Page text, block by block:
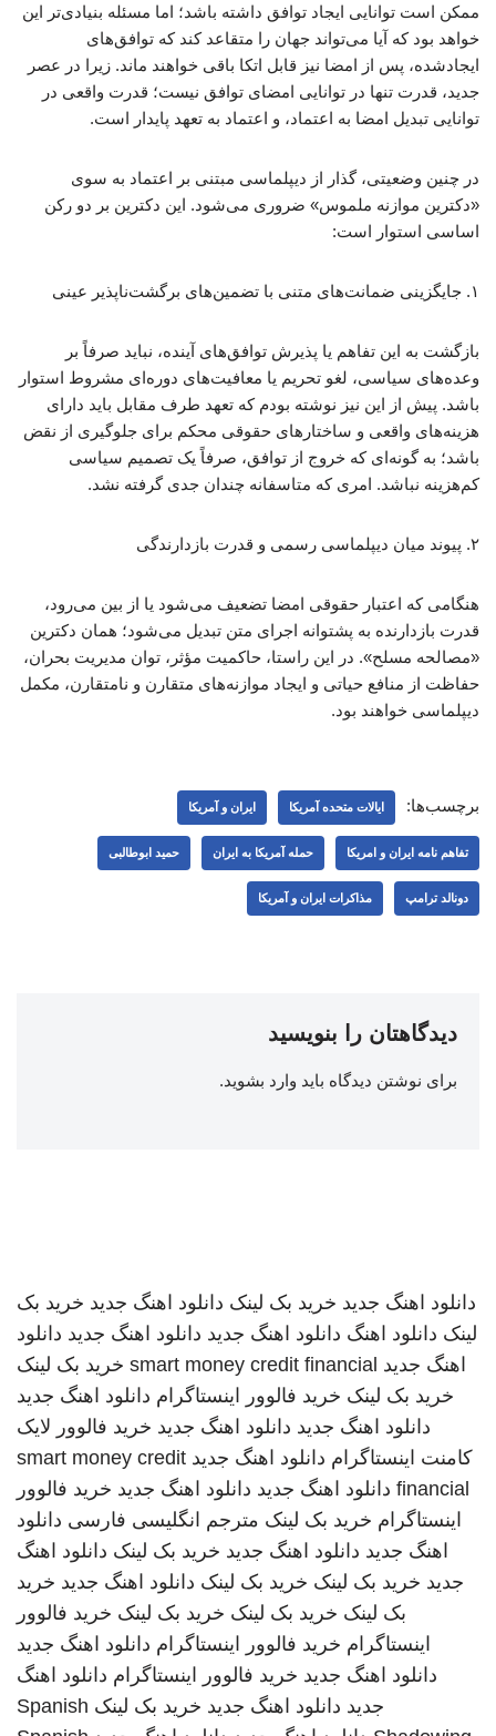
ممکن است توانایی ایجاد توافق داشته باشد؛ اما مسئله بنیادی‌تر این
خواهد بود که آیا می‌تواند جهان را متقاعد کند که توافق‌های
ایجادشده، پس از امضا نیز قابل اتکا باقی خواهند ماند. زیرا در عصر
جدید، قدرت تنها در توانایی امضای توافق نیست؛ قدرت واقعی در
توانایی تبدیل امضا به اعتماد، و اعتماد به تعهد پایدار است.
در چنین وضعیتی، گذار از دیپلماسی مبتنی بر اعتماد به سوی
«دکترین موازنه ملموس» ضروری می‌شود. این دکترین بر دو رکن
اساسی استوار است:
۱. جایگزینی ضمانت‌های متنی با تضمین‌های برگشت‌ناپذیر عینی
بازگشت به این تفاهم یا پذیرش توافق‌های آینده، نباید صرفاً بر
وعده‌های سیاسی، لغو تحریم یا معافیت‌های دوره‌ای مشروط استوار
باشد. پیش از این نیز نوشته بودم که تعهد طرف مقابل باید دارای
هزینه‌های واقعی و ساختارهای حقوقی محکم برای جلوگیری از نقض
باشد؛ به گونه‌ای که خروج از توافق، صرفاً یک تصمیم سیاسی
کم‌هزینه نباشد. امری که متاسفانه چندان جدی گرفته نشد.
۲. پیوند میان دیپلماسی رسمی و قدرت بازدارندگی
هنگامی که اعتبار حقوقی امضا تضعیف می‌شود یا از بین می‌رود،
قدرت بازدارنده به پشتوانه اجرای متن تبدیل می‌شود؛ همان دکترین
«مصالحه مسلح». در این راستا، حاکمیت مؤثر، توان مدیریت بحران،
حفاظت از منافع حیاتی و ایجاد موازنه‌های متقارن و نامتقارن، مکمل
دیپلماسی خواهند بود.
برچسب‌ها: ایالات متحده آمریکا ایران و آمریکا
تفاهم نامه ایران و امریکا حمله آمریکا به ایران حمید ابوطالبی
دونالد ترامپ مذاکرات ایران و آمریکا
دیدگاهتان را بنویسید
برای نوشتن دیدگاه باید وارد بشوید.
دانلود اهنگ جدید خرید بک لینک دانلود اهنگ جدید خرید بک
لینک دانلود اهنگ دانلود اهنگ جدید دانلود اهنگ جدید دانلود
اهنگ جدید smart money credit financial خرید بک لینک
خرید بک لینک خرید فالوور اینستاگرام دانلود اهنگ جدید
دانلود اهنگ جدید دانلود اهنگ جدید خرید فالوور لایک
کامنت اینستاگرام دانلود اهنگ جدید smart money credit
financial دانلود اهنگ جدید دانلود اهنگ جدید خرید فالوور
اینستاگرام خرید بک لینک مترجم انگلیسی فارسی دانلود
اهنگ جدید دانلود اهنگ جدید خرید بک لینک دانلود اهنگ
جدید خرید بک لینک خرید بک لینک دانلود اهنگ جدید خرید
بک لینک خرید بک لینک خرید بک لینک خرید فالوور
اینستاگرام خرید فالوور اینستاگرام دانلود اهنگ جدید
دانلود اهنگ جدید خرید فالوور اینستاگرام دانلود اهنگ
جدید دانلود اهنگ جدید خرید بک لینک Spanish